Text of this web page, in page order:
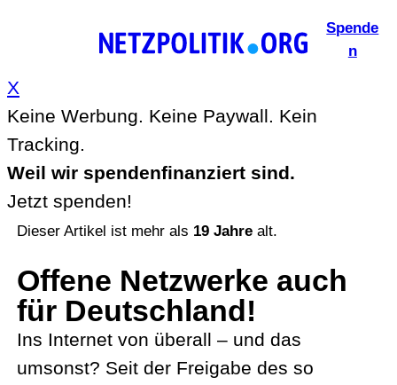
springen
Spende
n
X
Keine Werbung. Keine Paywall. Kein
Tracking.
Weil wir spendenfinanziert sind.
Jetzt spenden!
Dieser Artikel ist mehr als 19 Jahrealt.
Offene Netzwerke auch
für Deutschland!
Ins Internet von überall – und das
umsonst? Seit der Freigabe des so